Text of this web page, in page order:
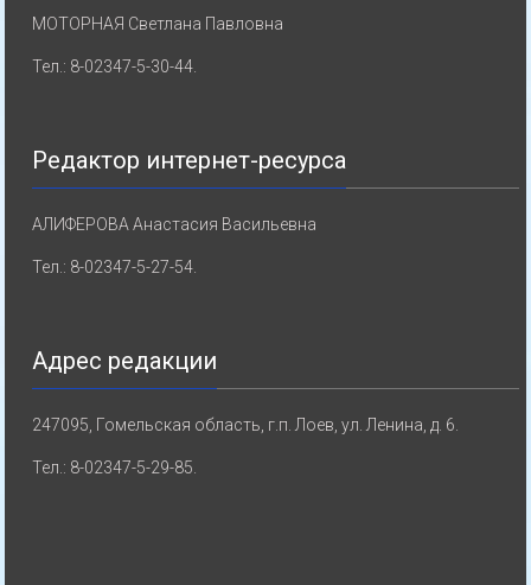
МОТОРНАЯ Светлана Павловна
Тел.: 8-02347-5-30-44.
Редактор интернет-ресурса
АЛИФЕРОВА Анастасия Васильевна
Тел.: 8-02347-5-27-54.
Адрес редакции
247095, Гомельская область, г.п. Лоев, ул. Ленина, д. 6.
Тел.: 8-02347-5-29-85.